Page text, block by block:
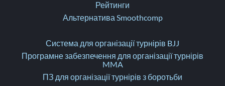
Рейтинги
Альтернатива Smoothcomp
Система для організації турнірів BJJ
Програмне забезпечення для організації турнірів
MMA
ПЗ для організації турнірів з боротьби